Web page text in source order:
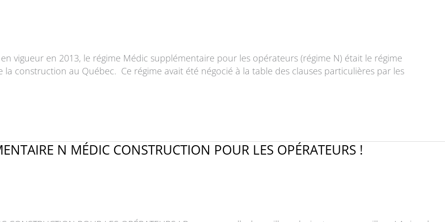
vigueur en 2013, le régime Médic supplémentaire pour les opérateurs (régime N) était le régime
construction au Québec. Ce régime avait été négocié à la table des clauses particulières par les
N MÉDIC CONSTRUCTION POUR LES OPÉRATEURS !